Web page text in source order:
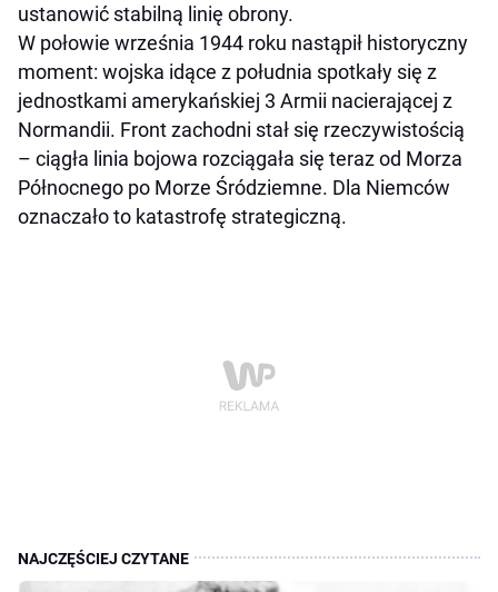
ustanowić stabilną linię obrony.
W połowie września 1944 roku nastąpił historyczny
moment: wojska idące z południa spotkały się z
jednostkami amerykańskiej 3 Armii nacierającej z
Normandii. Front zachodni stał się rzeczywistością
– ciągła linia bojowa rozciągała się teraz od Morza
Północnego po Morze Śródziemne. Dla Niemców
oznaczało to katastrofę strategiczną.